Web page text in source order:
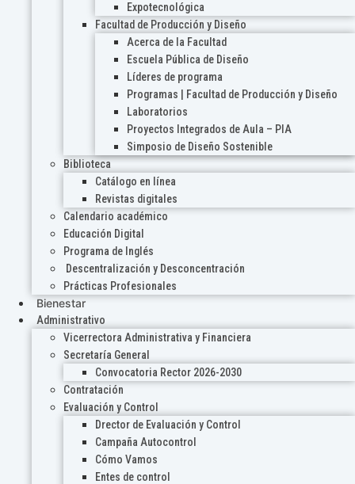
Expotecnológica
Facultad de Producción y Diseño
Acerca de la Facultad
Escuela Pública de Diseño
Líderes de programa
Programas | Facultad de Producción y Diseño
Laboratorios
Proyectos Integrados de Aula – PIA
Simposio de Diseño Sostenible
Biblioteca
Catálogo en línea
Revistas digitales
Calendario académico
Educación Digital
Programa de Inglés
Descentralización y Desconcentración
Prácticas Profesionales
Bienestar
Administrativo
Vicerrectora Administrativa y Financiera
Secretaría General
Convocatoria Rector 2026-2030
Contratación
Evaluación y Control
Drector de Evaluación y Control
Campaña Autocontrol
Cómo Vamos
Entes de control